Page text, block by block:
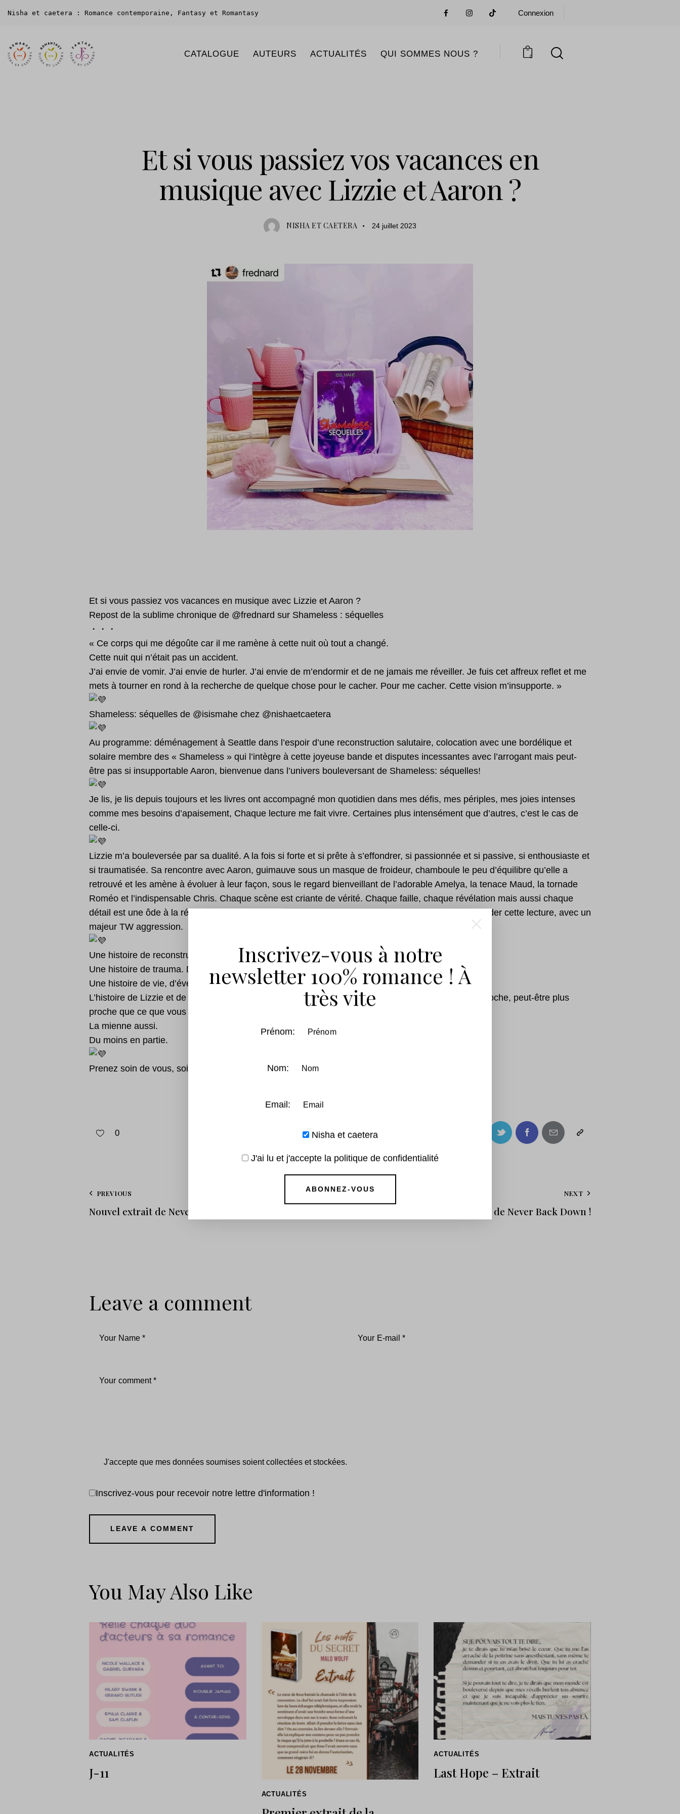
Nisha et caetera : Romance contemporaine, Fantasy et Romantasy Connexion
CATALOGUE AUTEURS ACTUALITÉS QUI SOMMES NOUS ? 0
Et si vous passiez vos vacances en
musique avec Lizzie et Aaron ?
NISHA ET CAETERA 24 juillet 2023
Et si vous passiez vos vacances en musique avec Lizzie et Aaron ?
Repost de la sublime chronique de @frednard sur Shameless : séquelles
・・・
« Ce corps qui me dégoûte car il me ramène à cette nuit où tout a changé.
Cette nuit qui n’était pas un accident.
J’ai envie de vomir. J’ai envie de hurler. J’ai envie de m’endormir et de ne jamais me réveiller. Je fuis cet affreux reflet et me
mets à tourner en rond à la recherche de quelque chose pour le cacher. Pour me cacher. Cette vision m’insupporte. »
Shameless: séquelles de @isismahe chez @nishaetcaetera
Au programme: déménagement à Seattle dans l’espoir d’une reconstruction salutaire, colocation avec une bordélique et
solaire membre des « Shameless » qui l’intègre à cette joyeuse bande et disputes incessantes avec l’arrogant mais peut-
être pas si insupportable Aaron, bienvenue dans l’univers bouleversant de Shameless: séquelles!
Je lis, je lis depuis toujours et les livres ont accompagné mon quotidien dans mes défis, mes périples, mes joies intenses
comme mes besoins d’apaisement, Chaque lecture me fait vivre. Certaines plus intensément que d’autres, c’est le cas de
celle-ci.
Lizzie m’a bouleversée par sa dualité. A la fois si forte et si prête à s’effondrer, si passionnée et si passive, si enthousiaste et
si traumatisée. Sa rencontre avec Aaron, guimauve sous un masque de froideur, chamboule le peu d’équilibre qu’elle a
retrouvé et les amène à évoluer à leur façon, sous le regard bienveillant de l’adorable Amelya, la tenace Maud, la tornade
Roméo et l’indispensable Chris. Chaque scène est criante de vérité. Chaque faille, chaque révélation mais aussi chaque
détail est une ôde à la résilience et aux petits plaisirs du quotidien. Je ne peux donc que recommander cette lecture, avec un
majeur TW aggression.
Une histoire de reconstruction après un drame
Une histoire de trauma. D’angoisses, de doutes et de vide
Une histoire de vie, d’événements pas si isolés
L’histoire de Lizzie et de tant d’autres. Celle d’une inconnue, d’une âme croisée dans la rue, d’un proche, peut-être plus
proche que ce que vous croyez.
La mienne aussi.
Du moins en partie.
Prenez soin de vous, soin de ceux que vous aimez.
0
PREVIOUS
Nouvel extrait de Never Back Down !
NEXT
Un nouvel extrait du tome 2 de Never Back Down !
Leave a comment
J'accepte que mes données soumises soient collectées et stockées.
Inscrivez-vous pour recevoir notre lettre d'information !
You May Also Like
ACTUALITÉS
J-11
ACTUALITÉS
ACTUALITÉS
Last Hope – Extrait
Inscrivez-vous à notre
newsletter 100% romance ! À
très vite
Prénom:
Nom:
Email:
Nisha et caetera
J'ai lu et j'accepte la politique de confidentialité